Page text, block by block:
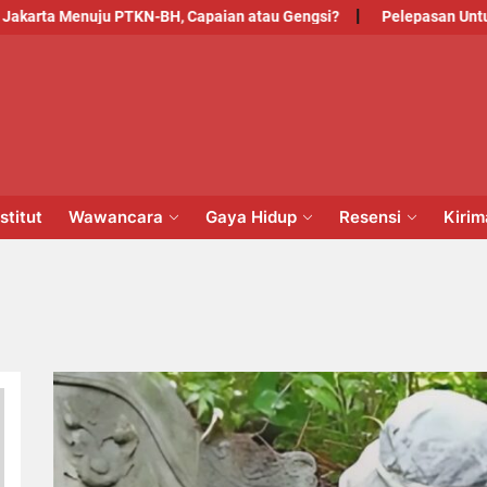
Menuju PTKN-BH, Capaian atau Gengsi? Pelepasan Untuk
Wawancara Gaya Hidup Resensi